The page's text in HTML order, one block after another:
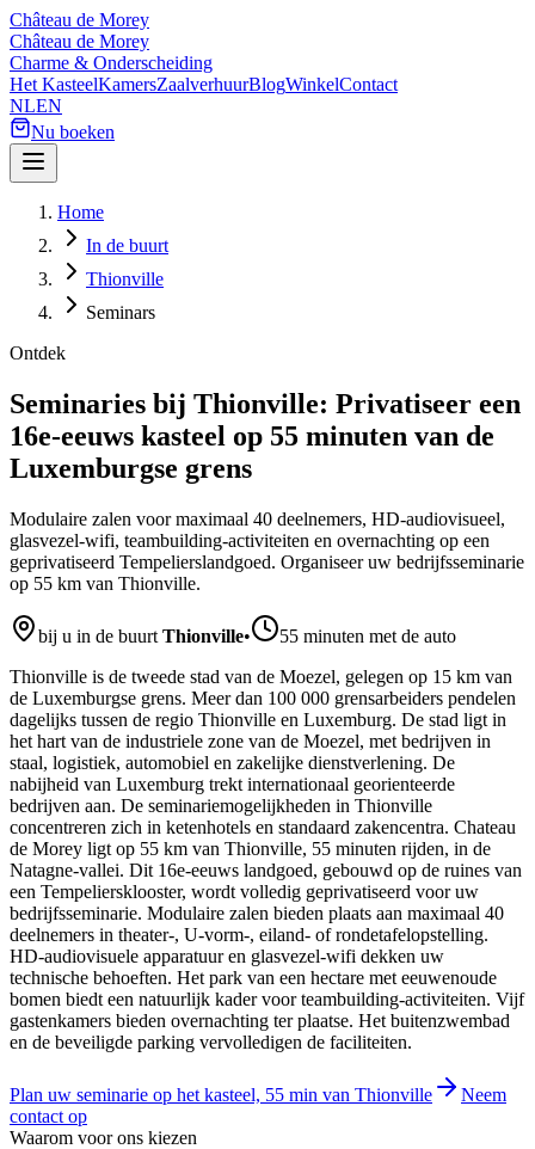
Château de Morey
Château de Morey
Charme & Onderscheiding
Het KasteelKamersZaalverhuurBlogWinkelContact
NLEN
Nu boeken
Home
In de buurt
Thionville
Seminars
Ontdek
Seminaries bij Thionville: Privatiseer een
16e-eeuws kasteel op 55 minuten van de
Luxemburgse grens
Modulaire zalen voor maximaal 40 deelnemers, HD-audiovisueel,
glasvezel-wifi, teambuilding-activiteiten en overnachting op een
geprivatiseerd Tempelierslandgoed. Organiseer uw bedrijfsseminarie
op 55 km van Thionville.
bij u in de buurt Thionville•
55 minuten met de auto
Thionville is de tweede stad van de Moezel, gelegen op 15 km van
de Luxemburgse grens. Meer dan 100 000 grensarbeiders pendelen
dagelijks tussen de regio Thionville en Luxemburg. De stad ligt in
het hart van de industriele zone van de Moezel, met bedrijven in
staal, logistiek, automobiel en zakelijke dienstverlening. De
nabijheid van Luxemburg trekt internationaal georienteerde
bedrijven aan. De seminariemogelijkheden in Thionville
concentreren zich in ketenhotels en standaard zakencentra. Chateau
de Morey ligt op 55 km van Thionville, 55 minuten rijden, in de
Natagne-vallei. Dit 16e-eeuws landgoed, gebouwd op de ruines van
een Tempeliersklooster, wordt volledig geprivatiseerd voor uw
bedrijfsseminarie. Modulaire zalen bieden plaats aan maximaal 40
deelnemers in theater-, U-vorm-, eiland- of rondetafelopstelling.
HD-audiovisuele apparatuur en glasvezel-wifi dekken uw
technische behoeften. Het park van een hectare met eeuwenoude
bomen biedt een natuurlijk kader voor teambuilding-activiteiten. Vijf
gastenkamers bieden overnachting ter plaatse. Het buitenzwembad
en de beveiligde parking vervolledigen de faciliteiten.
Plan uw seminarie op het kasteel, 55 min van Thionville
Neem
contact op
Waarom voor ons kiezen